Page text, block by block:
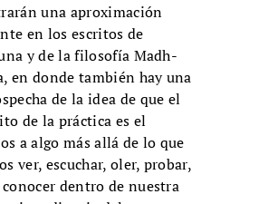
una aproximación
en los escritos de
y de la filosofía Madh-
en donde también hay una
de la idea de que el
de la práctica es el
a algo más allá de lo que
ver, escuchar, oler, probar,
dentro de nuestra